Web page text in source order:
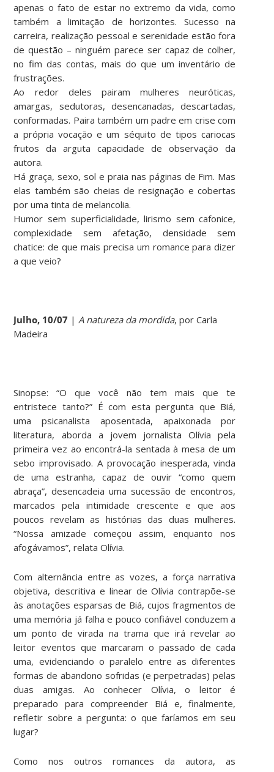
apenas o fato de estar no extremo da vida, como
também a limitação de horizontes. Sucesso na
carreira, realização pessoal e serenidade estão fora
de questão – ninguém parece ser capaz de colher,
no fim das contas, mais do que um inventário de
frustrações.
Ao redor deles pairam mulheres neuróticas,
amargas, sedutoras, desencanadas, descartadas,
conformadas. Paira também um padre em crise com
a própria vocação e um séquito de tipos cariocas
frutos da arguta capacidade de observação da
autora.
Há graça, sexo, sol e praia nas páginas de Fim. Mas
elas também são cheias de resignação e cobertas
por uma tinta de melancolia.
Humor sem superficialidade, lirismo sem cafonice,
complexidade sem afetação, densidade sem
chatice: de que mais precisa um romance para dizer
a que veio?
Julho, 10/07 | A natureza da mordida, por Carla
Madeira
Sinopse:“O que você não tem mais que te
entristece tanto?” É com esta pergunta que Biá,
uma psicanalista aposentada, apaixonada por
literatura, aborda a jovem jornalista Olívia pela
primeira vez ao encontrá-la sentada à mesa de um
sebo improvisado. A provocação inesperada, vinda
de uma estranha, capaz de ouvir “como quem
abraça”, desencadeia uma sucessão de encontros,
marcados pela intimidade crescente e que aos
poucos revelam as histórias das duas mulheres.
“Nossa amizade começou assim, enquanto nos
afogávamos”, relata Olívia.
Com alternância entre as vozes, a força narrativa
objetiva, descritiva e linear de Olívia contrapõe-se
às anotações esparsas de Biá, cujos fragmentos de
uma memória já falha e pouco confiável conduzem a
um ponto de virada na trama que irá revelar ao
leitor eventos que marcaram o passado de cada
uma, evidenciando o paralelo entre as diferentes
formas de abandono sofridas (e perpetradas) pelas
duas amigas. Ao conhecer Olívia, o leitor é
preparado para compreender Biá e, finalmente,
refletir sobre a pergunta: o que faríamos em seu
lugar?
Como nos outros romances da autora, as